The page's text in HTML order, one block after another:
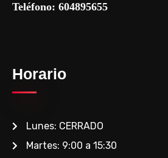
Teléfono: 604895655
Horario
Lunes: CERRADO
Martes: 9:00 a 15:30